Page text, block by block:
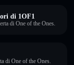
di 1OF1
di One of the Ones.
di One of the Ones.